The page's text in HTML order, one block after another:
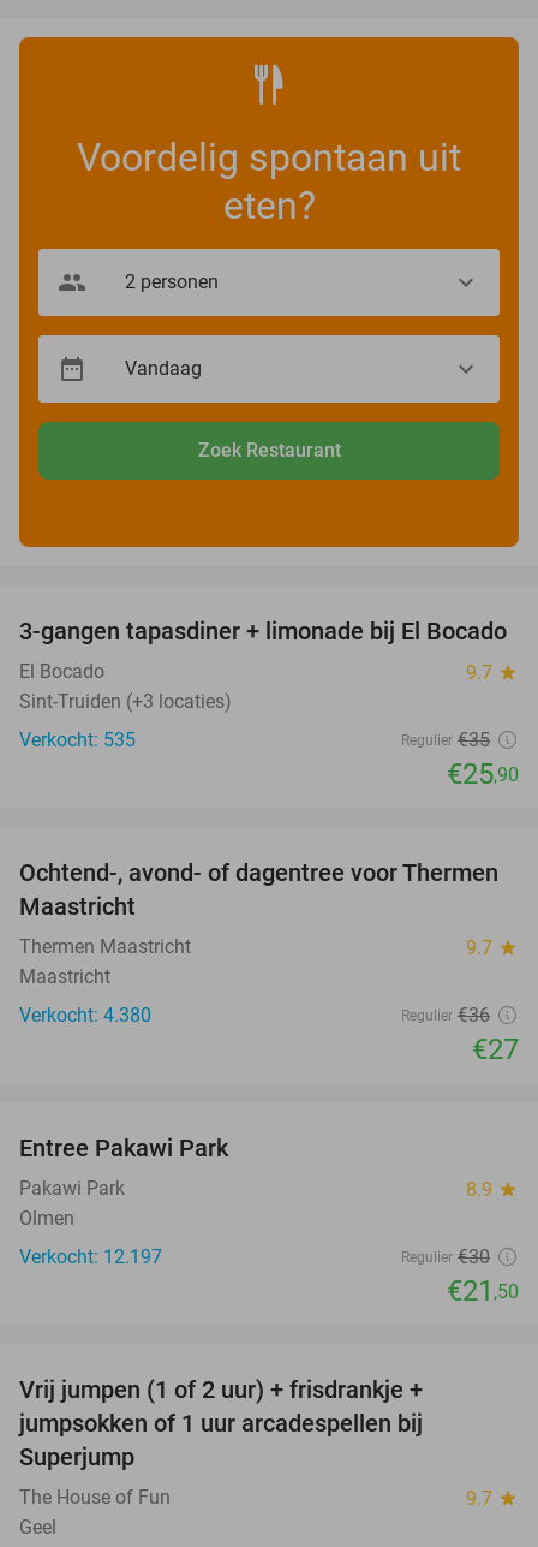
Voordelig spontaan uit
eten?
Zoek Restaurant
26%
3-gangen tapasdiner + limonade bij El Bocado
El Bocado 9.7 star
Sint-Truiden (+3 locaties)
Verkocht: 535
Regulier €35
€25,90
25%
Ochtend-, avond- of dagentree voor Thermen
Maastricht
Thermen Maastricht 9.7 star
Maastricht
Verkocht: 4.380
Regulier €36
€27
Entree Pakawi Park
Pakawi Park 8.9 star
Olmen
Verkocht: 12.197
Regulier €30
€21 ,50
Vrij jumpen (1 of 2 uur) + frisdrankje +
jumpsokken of 1 uur arcadespellen bij
Superjump
The House of Fun 9.7 star
Geel